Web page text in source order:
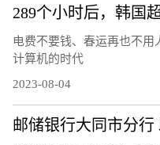
电费不要钱、春运再也不
计算机的时代
2023-08-04
邮储银行大同市分